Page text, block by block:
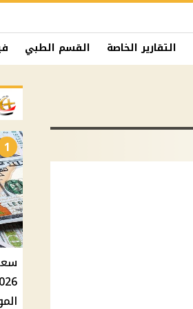
التقارير الخاصة القسم الطبي
1